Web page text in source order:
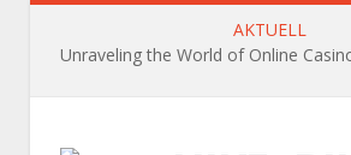
AKTUELL
Unraveling the World of Online